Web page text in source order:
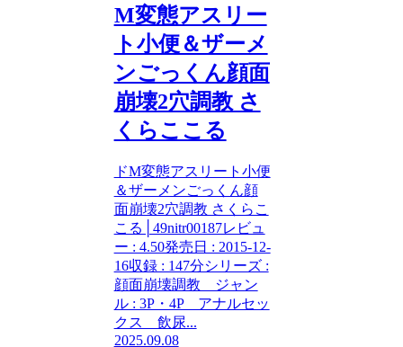
M変態アスリー
ト小便＆ザーメ
ンごっくん顔面
崩壊2穴調教 さ
くらここる
ドM変態アスリート小便
＆ザーメンごっくん顔
面崩壊2穴調教 さくらこ
こる│49nitr00187レビュ
ー : 4.50発売日 : 2015-12-
16収録 : 147分シリーズ :
顔面崩壊調教 ジャン
ル : 3P・4P アナルセッ
クス 飲尿...
2025.09.08